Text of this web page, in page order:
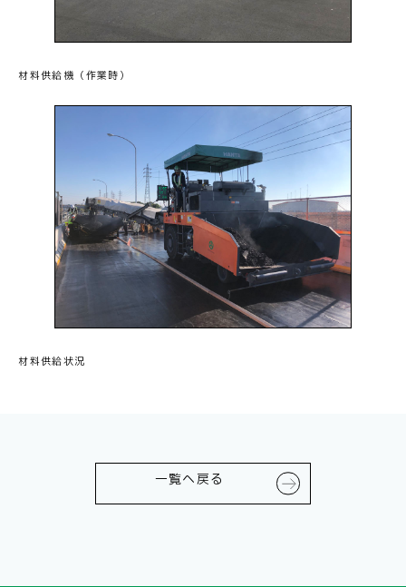
材料供給機（作業時）
材料供給状況
一覧へ戻る